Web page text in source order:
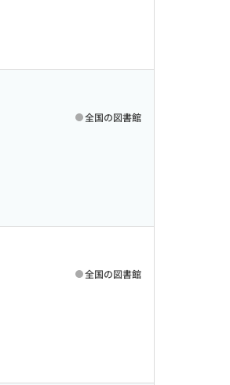
全国の図書館
全国の図書館